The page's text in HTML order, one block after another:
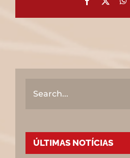
for:
ÚLTIMAS NOTÍCIAS